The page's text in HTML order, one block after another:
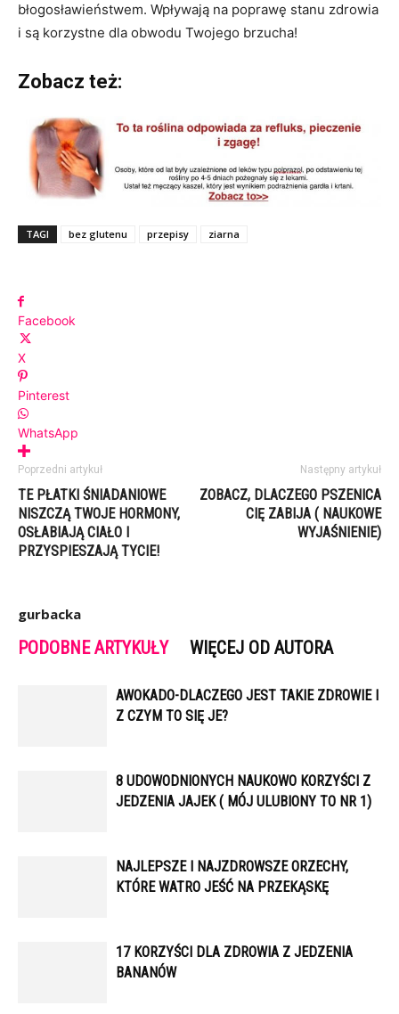
błogosławieństwem. Wpływają na poprawę stanu zdrowia
i są korzystne dla obwodu Twojego brzucha!
Zobacz też:
TAGI bez glutenu przepisy ziarna
Facebook
X
Pinterest
WhatsApp
Poprzedni artykuł
TE PŁATKI ŚNIADANIOWE
NISZCZĄ TWOJE HORMONY,
OSŁABIAJĄ CIAŁO I
PRZYSPIESZAJĄ TYCIE!
Następny artykuł
ZOBACZ, DLACZEGO PSZENICA
CIĘ ZABIJA ( NAUKOWE
WYJAŚNIENIE)
gurbacka
PODOBNE ARTYKUŁY WIĘCEJ OD AUTORA
AWOKADO-DLACZEGO JEST TAKIE ZDROWIE I
Z CZYM TO SIĘ JE?
8 UDOWODNIONYCH NAUKOWO KORZYŚCI Z
JEDZENIA JAJEK ( MÓJ ULUBIONY TO NR 1)
NAJLEPSZE I NAJZDROWSZE ORZECHY,
KTÓRE WATRO JEŚĆ NA PRZEKĄSKĘ
17 KORZYŚCI DLA ZDROWIA Z JEDZENIA
BANANÓW